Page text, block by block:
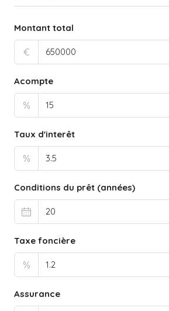
Montant total
€
Acompte
%
Taux d'interêt
%
Conditions du prêt (années)
Taxe foncière
%
Assurance